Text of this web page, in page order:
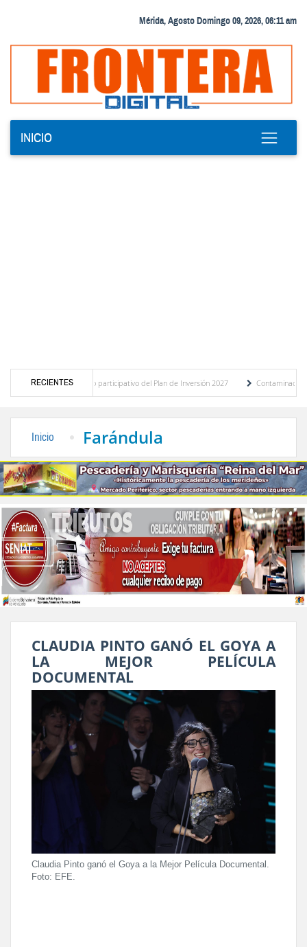
Mérida, Agosto Domingo 09, 2026, 06:11 am
INICIO
RECIENTES
del presupuesto participativo del Plan de Inversión 2027
Contaminación y
Inicio Farándula
CLAUDIA PINTO GANÓ EL GOYA A
LA MEJOR PELÍCULA
DOCUMENTAL
Claudia Pinto ganó el Goya a la Mejor Película Documental.
Foto: EFE.